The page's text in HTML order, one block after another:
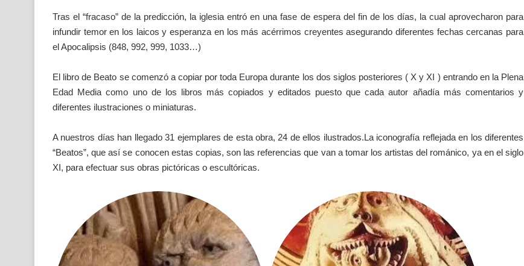
Tras el “fracaso” de la predicción, la iglesia entró en una fase de espera del fin de los días, la cual aprovecharon para
infundir temor en los laicos y esperanza en los más acérrimos creyentes asegurando diferentes fechas cercanas para
el Apocalipsis (848, 992, 999, 1033…)
El libro de Beato se comenzó a copiar por toda Europa durante los dos siglos posteriores ( X y XI ) entrando en la Plena
Edad Media como uno de los libros más copiados y editados puesto que cada autor añadía más comentarios y
diferentes ilustraciones o miniaturas.
A nuestros días han llegado 31 ejemplares de esta obra, 24 de ellos ilustrados.La iconografía reflejada en los diferentes
“Beatos”, que así se conocen estas copias, son las referencias que van a tomar los artistas del románico, ya en el siglo
XI, para efectuar sus obras pictóricas o escultóricas.